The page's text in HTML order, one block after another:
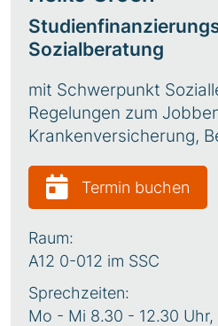
Sozialberatung
mit Schwerpunkt
Regelungen zum
Krankenversicherung,
Termin buchen
Raum:
A12 0-012 im SSC
Sprechzeiten:
Mo - Mi 8.30 - 12.30 Uhr,